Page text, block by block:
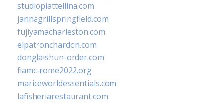
studiopiattellina.com
jannagrillspringfield.com
fujiyamacharleston.com
elpatronchardon.com
donglaishun-order.com
fiamc-rome2022.org
mariceworldessentials.com
lafisheriarestaurant.com